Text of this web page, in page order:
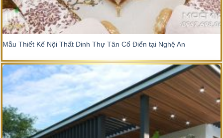
Mẫu Thiết Kế Nội Thất Dinh Thự Tân Cổ Điển tại Nghệ An